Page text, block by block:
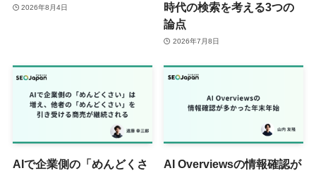
2026年8月4日
時代の検索を考える3つの
論点
2026年7月8日
AIで企業側の「めんどくさ
AI Overviewsの情報確認が